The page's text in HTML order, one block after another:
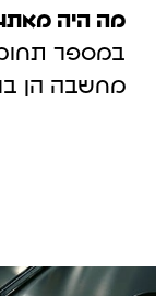
מה היה
במספר
מחשבה הן